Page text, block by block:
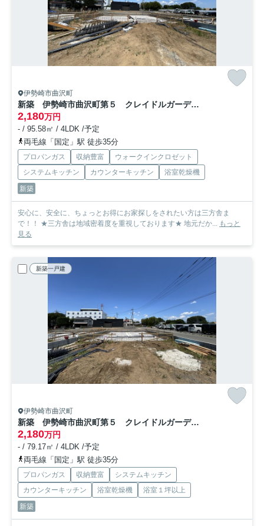
伊勢崎市曲沢町
新築 伊勢崎市曲沢町第５ クレイドルガーデン 3号棟
2,180万円
- / 95.58㎡ / 4LDK /予定
両毛線「国定」駅 徒歩35分
プロパンガス 収納豊富
ウォークインクロゼット
システムキッチン
カウンターキッチン
浴室乾燥機
新築
安心に、安全に、ちょっとお得にお家探しをされたい方は三方舎ま
で！！ ★三方舎は地域密着度を重視しております★ 地元だか...
もっと
見る
新築一戸建
伊勢崎市曲沢町
新築 伊勢崎市曲沢町第５ クレイドルガーデン 4号棟
2,180万円
- / 79.17㎡ / 4LDK /予定
両毛線「国定」駅 徒歩35分
プロパンガス 収納豊富
システムキッチン
カウンターキッチン
浴室乾燥機
浴室１坪以上
新築